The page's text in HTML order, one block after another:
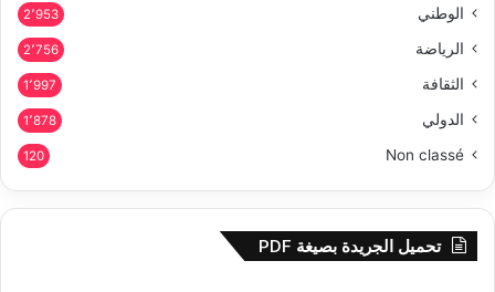
الوطني 2٬953
الرياضة 2٬756
الثقافة 1٬997
الدولي 1٬878
Non classé
120
تحميل الجريدة بصيغة PDF